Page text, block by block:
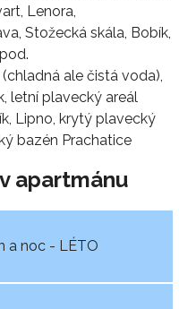
Lenora,
Stožecká skála, Bobík,
ale čistá voda),
letní plavecký areál
Lipno, krytý plavecký
bazén Prachatice
apartmánu
a noc - LÉTO